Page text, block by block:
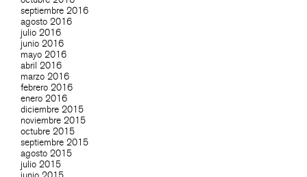
septiembre 2016
agosto 2016
julio 2016
junio 2016
mayo 2016
abril 2016
marzo 2016
febrero 2016
enero 2016
diciembre 2015
noviembre 2015
octubre 2015
septiembre 2015
agosto 2015
julio 2015